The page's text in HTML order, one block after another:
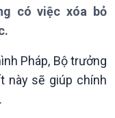
có việc xóa bỏ
Pháp, Bộ trưởng
này sẽ giúp chính